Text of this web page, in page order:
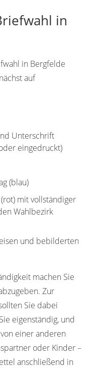
in
in Bergfelde
auf
Unterschrift
eingedruckt)
(blau)
mit vollständiger
Wahlbezirk
und bebilderten
machen Sie
Zur
Sie dabei
eigenständig, und
einer anderen
oder Kinder –
anschließend in